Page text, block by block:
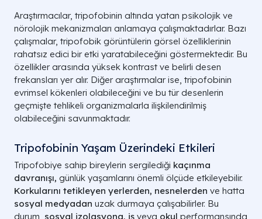
Araştırmacılar, tripofobinin altında yatan psikolojik ve
nörolojik mekanizmaları anlamaya çalışmaktadırlar. Bazı
çalışmalar, tripofobik görüntülerin görsel özelliklerinin
rahatsız edici bir etki yaratabileceğini göstermektedir. Bu
özellikler arasında yüksek kontrast ve belirli desen
frekansları yer alır. Diğer araştırmalar ise, tripofobinin
evrimsel kökenleri olabileceğini ve bu tür desenlerin
geçmişte tehlikeli organizmalarla ilişkilendirilmiş
olabileceğini savunmaktadır.
Tripofobinin Yaşam Üzerindeki Etkileri
Tripofobiye sahip bireylerin sergilediği kaçınma
davranışı, günlük yaşamlarını önemli ölçüde etkileyebilir.
Korkularını tetikleyen yerlerden, nesnelerden ve hatta
sosyal medyadan uzak durmaya çalışabilirler. Bu
durum, sosyal izolasyona, iş veya okul performansında